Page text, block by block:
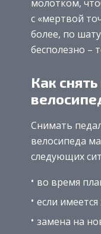
молотком,
с «мертвой
более, по
бесполезно –
Как
Снимать
велосипеда
следующих
во время
если
замена на